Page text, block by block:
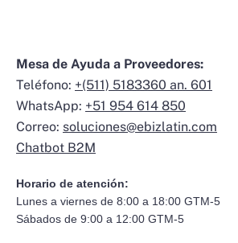
Mesa de Ayuda a Proveedores:
Teléfono: +(511) 5183360 an. 601
WhatsApp: +51 954 614 850
Correo: soluciones@ebizlatin.com
Chatbot B2M
Horario de atención:
Lunes a viernes de 8:00 a 18:00 GTM-5
Sábados de 9:00 a 12:00 GTM-5